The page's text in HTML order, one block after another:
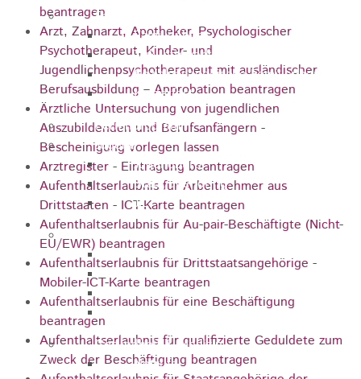
Familie
Familienbüro
Zukunftswerkstatt
Sozialpädagogische Familienberatung
Kinderfest
Ferienprogramm
Jugend
Jugendbüro
Stadtjugendring
JIL
Betreuung & Bildung
Kindertagesstätten
Schulen
Volkshochschule
Gesundheit & Medizin
Notrufe
beantragen
Arzt, Zahnarzt, Apotheker, Psychologischer
Psychotherapeut, Kinder- und
Jugendlichenpsychotherapeut mit ausländischer
Berufsausbildung – Approbation beantragen
Ärztliche Untersuchung von jugendlichen
Auszubildenden und Berufsanfängern -
Bescheinigung vorlegen lassen
Arztregister - Eintragung beantragen
Aufenthaltserlaubnis für Arbeitnehmer aus
Drittstaaten - ICT-Karte beantragen
Aufenthaltserlaubnis für Au-pair-Beschäftigte (Nicht-
EU/EWR) beantragen
Aufenthaltserlaubnis für Drittstaatsangehörige -
Mobiler-ICT-Karte beantragen
Aufenthaltserlaubnis für eine Beschäftigung
beantragen
Aufenthaltserlaubnis für qualifizierte Geduldete zum
Zweck der Beschäftigung beantragen